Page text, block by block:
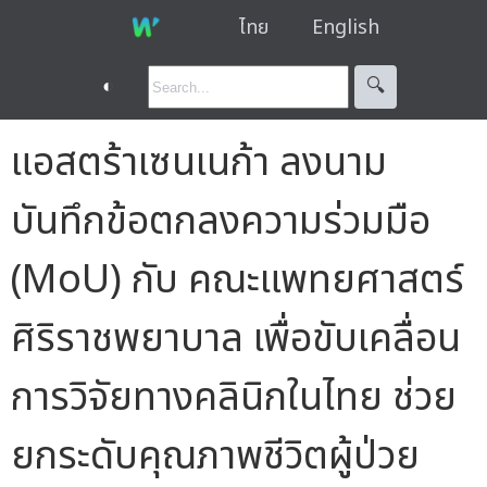
ไทย English
◐ 🔍︎
แอสตร้าเซนเนก้า ลงนาม
บันทึกข้อตกลงความร่วมมือ
(MoU) กับ คณะแพทยศาสตร์
ศิริราชพยาบาล เพื่อขับเคลื่อน
การวิจัยทางคลินิกในไทย ช่วย
ยกระดับคุณภาพชีวิตผู้ป่วย